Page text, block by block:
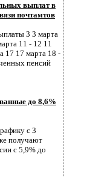
выплат в
почтамтов
3 3 марта
11 - 12 11
17 17 марта 18 -
пенсий
до 8,6%
с 3
получают
с 5,9% до